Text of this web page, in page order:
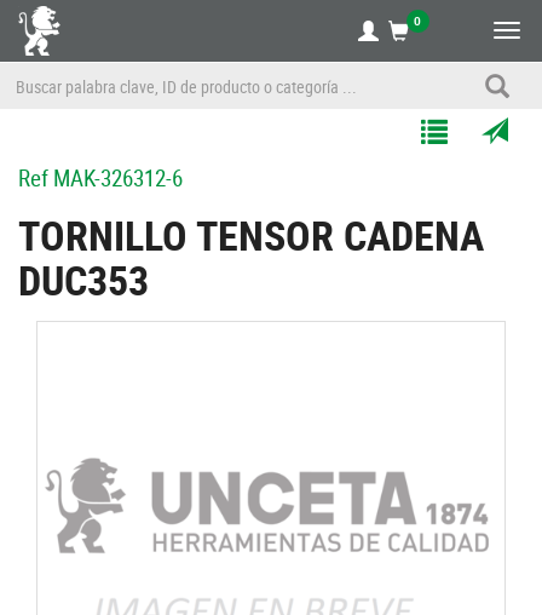
0
a
Listas
RefMAK-326312-6
TORNILLO TENSOR CADENA
DUC353